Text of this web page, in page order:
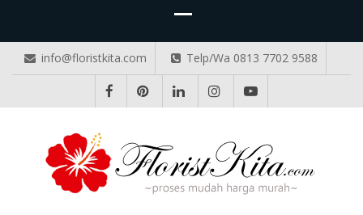
info@floristkita.com Telp/Wa 0813 7702 9588